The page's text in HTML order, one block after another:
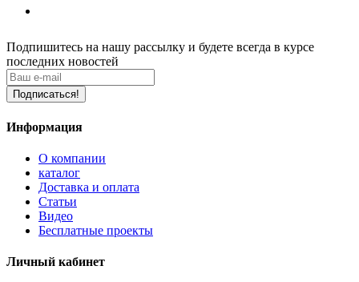
Подпишитесь на нашу рассылку и будете всегда в курсе
последних новостей
Подписаться!
Информация
О компании
каталог
Доставка и оплата
Статьи
Видео
Бесплатные проекты
Личный кабинет